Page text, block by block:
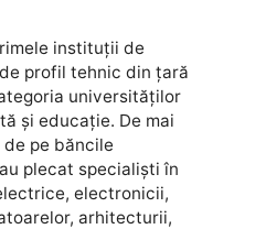
instituții de
profil tehnic din țară
universităților
și educație. De mai
pe băncile
plecat specialiști în
electronicii,
arhitecturii,